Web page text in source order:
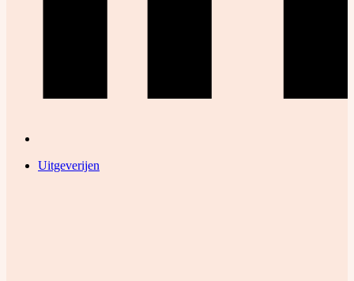
Uitgeverijen